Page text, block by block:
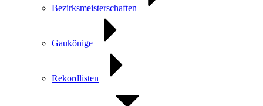
Bezirksmeisterschaften
Gaukönige
Rekordlisten